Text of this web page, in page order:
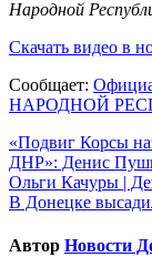
Народной
Скачать видео в
Сообщает:
НАРОДНОЙ
Навигация
по
записям
«Подвиг Корсы
ДНР»: Денис
Ольги Качуры |
В Донецке
Автор Новости